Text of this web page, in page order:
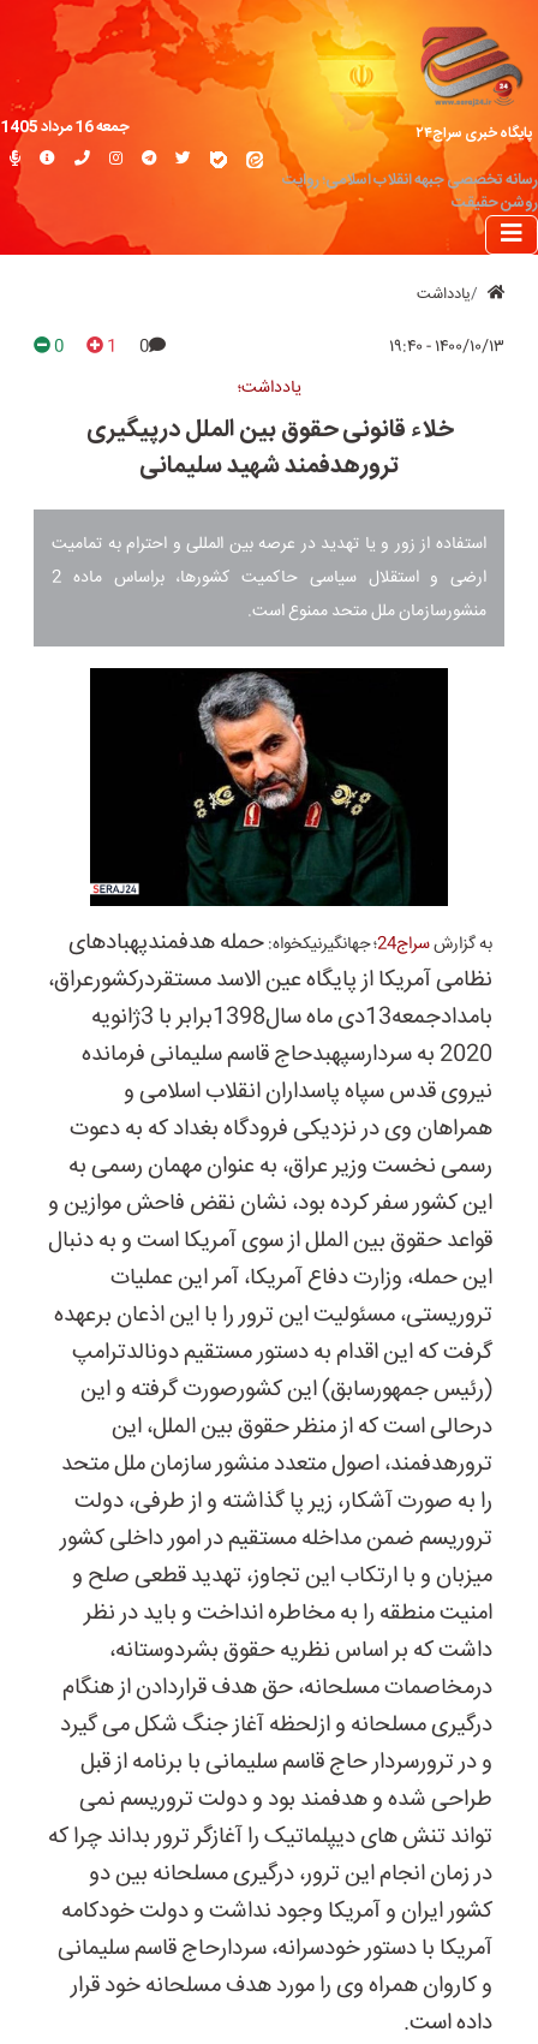
پایگاه خبری سراج۲۴
رسانه تخصصی جبهه انقلاب اسلامی؛ روایت
روشن حقیقت
جمعه 16 مرداد 1405
یادداشت
۱۴۰۰/۱۰/۱۳ - ۱۹:۴۰ 0
1
0
یادداشت؛
خلاء قانونی حقوق بین الملل درپیگیری
ترورهدفمند شهید سلیمانی
استفاده از زور و یا تهدید در عرصه بین المللی و احترام به تمامیت
ارضی و استقلال سیاسی حاکمیت کشورها، براساس ماده 2
منشورسازمان ملل متحد ممنوع است.
به گزارشسراج24 ؛ جهانگیرنیکخواه:حمله هدفمندپهبادهای
نظامی آمریکا از پایگاه عین الاسد مستقردرکشورعراق،
بامدادجمعه13دی ماه سال1398برابر با 3ژانویه
2020 به سردارسپهبدحاج قاسم سلیمانی فرمانده
نیروی قدس سپاه پاسداران انقلاب اسلامی و
همراهان وی در نزدیکی فرودگاه بغداد که به دعوت
رسمی نخست وزیر عراق، به عنوان مهمان رسمی به
این کشور سفر کرده بود، نشان نقض فاحش موازین و
قواعد حقوق بین الملل از سوی آمریکا است و به دنبال
این حمله، وزارت دفاع آمریکا، آمر این عملیات
تروریستی، مسئولیت این ترور را با این اذعان برعهده
گرفت که این اقدام به دستور مستقیم دونالدترامپ
(رئیس جمهورسابق) این کشورصورت گرفته و این
درحالی است که از منظر حقوق بین الملل، این
ترورهدفمند، اصول متعدد منشور سازمان ملل متحد
را به صورت آشکار، زیر پا گذاشته و از طرفی، دولت
تروریسم ضمن مداخله مستقیم در امور داخلی کشور
میزبان و با ارتکاب این تجاوز، تهدید قطعی صلح و
امنیت منطقه را به مخاطره انداخت و باید در نظر
داشت که بر اساس نظریه حقوق بشردوستانه،
درمخاصمات مسلحانه، حق هدف قراردادن از هنگام
درگیری مسلحانه و ازلحظه آغاز جنگ شکل می گیرد
و در ترورسردار حاج قاسم سلیمانی با برنامه از قبل
طراحی شده و هدفمند بود و دولت تروریسم نمی
تواند تنش های دیپلماتیک را آغازگر ترور بداند چرا که
در زمان انجام این ترور، درگیری مسلحانه بین دو
کشور ایران و آمریکا وجود نداشت و دولت خودکامه
آمریکا با دستور خودسرانه، سردارحاج قاسم سلیمانی
و کاروان همراه وی را مورد هدف مسلحانه خود قرار
داده است.